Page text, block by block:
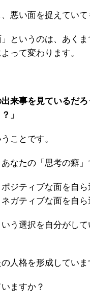
悪い面を捉えていて
というのは、あくま
って変わります。
来事を見ているだろ
」
ことです。
なたの「思考の癖」
ジティブな面を自ら
ガティブな面を自ら
う選択を自分がし
人格を形成していま
ますか？